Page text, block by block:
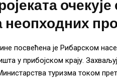
посвећена је Рибарском
у прибојском крају.
туризма током